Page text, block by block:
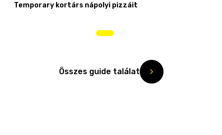
Temporary kortárs nápolyi pizzáit
Összes guide találat